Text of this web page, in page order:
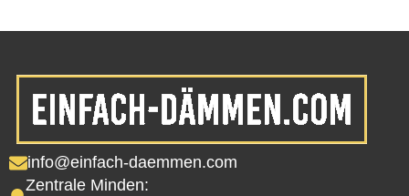
info@einfach-daemmen.com
Zentrale Minden: